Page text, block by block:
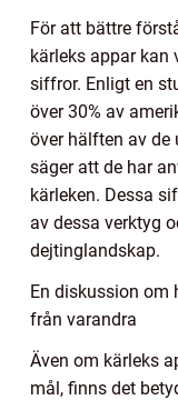
För att bättre
kärleks appar kan
siffror. Enligt en
över 30% av
över hälften av de
säger att de har
kärleken. Dessa
av dessa verktyg
dejtinglandskap.
En diskussion om
från varandra
Även om kärleks
mål, finns det